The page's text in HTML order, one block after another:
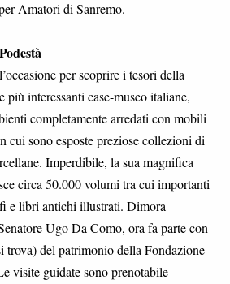
Amatori di Sanremo.
per scoprire i tesori della
più interessanti case-museo italiane,
completamente arredati con mobili
cui sono esposte preziose collezioni di
Imperdibile, la sua magnifica
circa 50.000 volumi tra cui importanti
e libri antichi illustrati. Dimora
Ugo Da Como, ora fa parte con
trova) del patrimonio della Fondazione
visite guidate sono prenotabile